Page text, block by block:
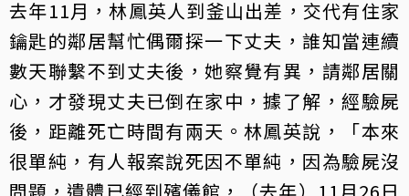
去年11月，林鳳英人到釜山出差，交代有住家
鑰匙的鄰居幫忙偶爾探一下丈夫，誰知當連續
數天聯繫不到丈夫後，她察覺有異，請鄰居關
心，才發現丈夫已倒在家中，據了解，經驗屍
後，距離死亡時間有兩天。林鳳英說，「本來
很單純，有人報案說死因不單純，因為驗屍沒